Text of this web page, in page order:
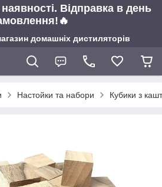
Відправка в день
домашніх дистиляторів
Настойки та набори Кубики з